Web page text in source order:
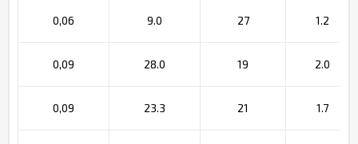
0,06 9.0 27 1.2
0,09 28.0 19 2.0
0,09 23.3 21 1.7